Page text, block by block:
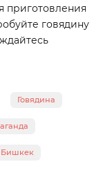
приготовления
говядину
Говядина
Бишкек